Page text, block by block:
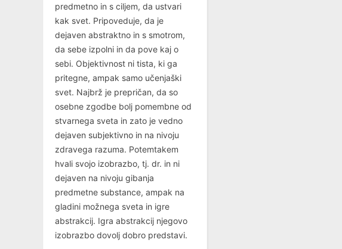
predmetno in s ciljem, da ustvari
kak svet. Pripoveduje, da je
dejaven abstraktno in s smotrom,
da sebe izpolni in da pove kaj o
sebi. Objektivnost ni tista, ki ga
pritegne, ampak samo učenjaški
svet. Najbrž je prepričan, da so
osebne zgodbe bolj pomembne od
stvarnega sveta in zato je vedno
dejaven subjektivno in na nivoju
zdravega razuma. Potemtakem
hvali svojo izobrazbo, tj. dr. in ni
dejaven na nivoju gibanja
predmetne substance, ampak na
gladini možnega sveta in igre
abstrakcij. Igra abstrakcij njegovo
izobrazbo dovolj dobro predstavi.